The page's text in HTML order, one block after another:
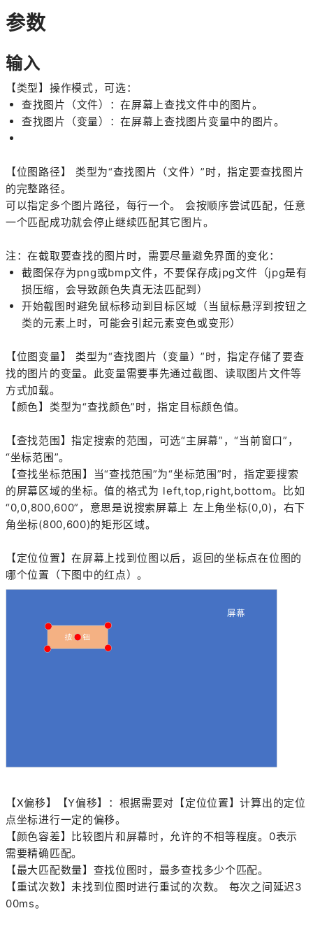
参数
输入
【类型】操作模式，可选：
查找图片（文件）：在屏幕上查找文件中的图片。
查找图片（变量）：在屏幕上查找图片变量中的图片。
【位图路径】 类型为“查找图片（文件）”时，指定要查找图片
的完整路径。
可以指定多个图片路径，每行一个。 会按顺序尝试匹配，任意
一个匹配成功就会停止继续匹配其它图片。
注：在截取要查找的图片时，需要尽量避免界面的变化：
截图保存为png或bmp文件，不要保存成jpg文件（jpg是有
损压缩，会导致颜色失真无法匹配到）
开始截图时避免鼠标移动到目标区域（当鼠标悬浮到按钮之
类的元素上时，可能会引起元素变色或变形）
【位图变量】 类型为“查找图片（变量）”时，指定存储了要查
找的图片的变量。此变量需要事先通过截图、读取图片文件等
方式加载。
【颜色】类型为“查找颜色”时，指定目标颜色值。
【查找范围】指定搜索的范围，可选“主屏幕”，“当前窗口”，
“坐标范围”。
【查找坐标范围】当“查找范围”为“坐标范围”时，指定要搜索
的屏幕区域的坐标。值的格式为 left,top,right,bottom。比如
“0,0,800,600”，意思是说搜索屏幕上 左上角坐标(0,0)，右下
角坐标(800,600)的矩形区域。
【定位位置】在屏幕上找到位图以后，返回的坐标点在位图的
哪个位置（下图中的红点）。
【X偏移】【Y偏移】：根据需要对【定位位置】计算出的定位
点坐标进行一定的偏移。
【颜色容差】比较图片和屏幕时，允许的不相等程度。0表示
需要精确匹配。
【最大匹配数量】查找位图时，最多查找多少个匹配。
【重试次数】未找到位图时进行重试的次数。 每次之间延迟3
00ms。